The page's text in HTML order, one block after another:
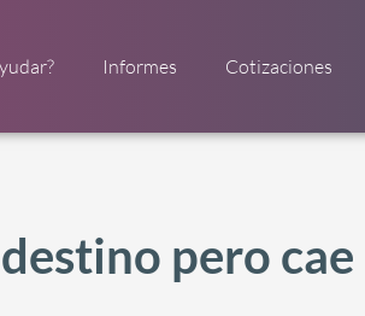
Informes Cotizaciones
pero cae